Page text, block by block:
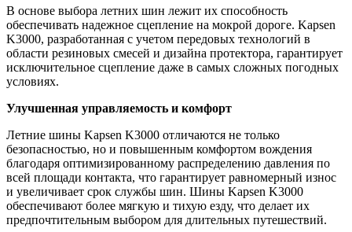
В основе выбора летних шин лежит их способность
обеспечивать надежное сцепление на мокрой дороге. Kapsen
K3000, разработанная с учетом передовых технологий в
области резиновых смесей и дизайна протектора, гарантирует
исключительное сцепление даже в самых сложных погодных
условиях.
Улучшенная управляемость и комфорт
Летние шины Kapsen K3000 отличаются не только
безопасностью, но и повышенным комфортом вождения
благодаря оптимизированному распределению давления по
всей площади контакта, что гарантирует равномерный износ
и увеличивает срок службы шин. Шины Kapsen K3000
обеспечивают более мягкую и тихую езду, что делает их
предпочтительным выбором для длительных путешествий.